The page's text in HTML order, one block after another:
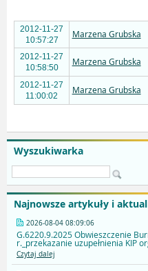
Wyszukiwarka
Najnowsze artykuły i
2026-08-04 08:09:06
G.6220.9.2025 Obwieszczenie
r._przekazanie uzupełnienia KIP
Czytaj dalej
2012-11-27
10:57:27
Marzena Grubska
2012-11-27
10:58:50
Marzena Grubska
2012-11-27
11:00:02
Marzena Grubska